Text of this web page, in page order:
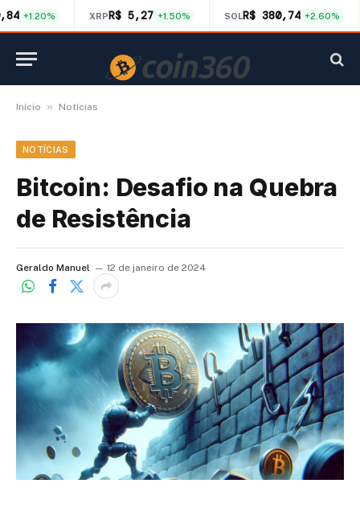
+1.20% XRPR$ 5,27 +1.50% SOLR$ 380,74 +2.60%
Início » Notícias
NOTÍCIAS
Bitcoin: Desafio na Quebra
de Resistência
Geraldo Manuel 12 de janeiro de 2024